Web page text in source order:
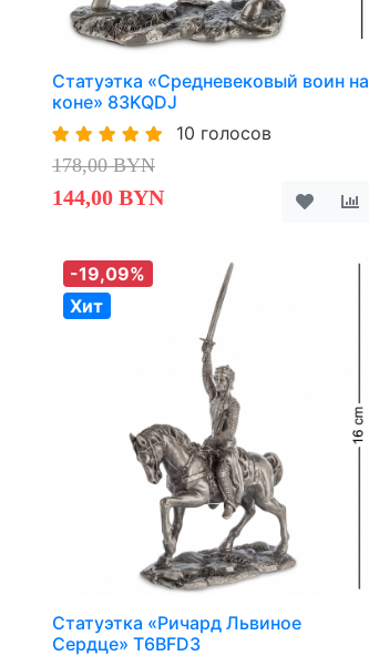
Статуэтка «Средневековый воин на
коне» 83KQDJ
10 голосов
178,00 BYN
144,00 BYN
-19,09%
Хит
Статуэтка «Ричард Львиное
Сердце» T6BFD3